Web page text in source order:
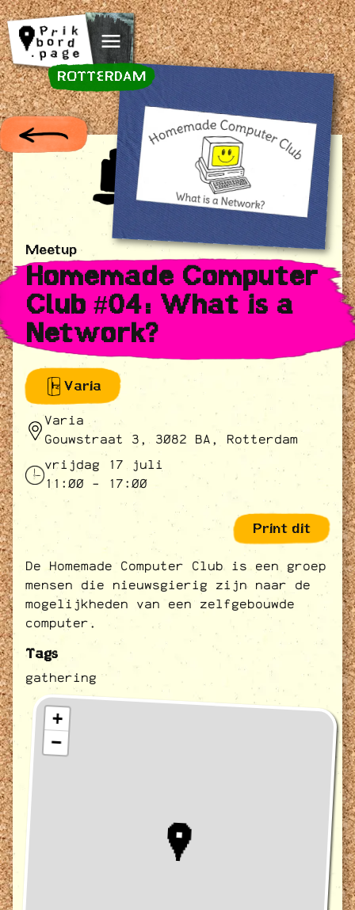
Spring naar inhoud
ROTTERDAM
Meetup
Homemade Computer
Club #04: What is a
Network?
Varia
Varia
Gouwstraat 3, 3082 BA, Rotterdam
vrijdag 17 juli
11:00 - 17:00
Print dit
De Homemade Computer Club is een groep
mensen die nieuwsgierig zijn naar de
mogelijkheden van een zelfgebouwde
computer.
Tags
gathering
+
−